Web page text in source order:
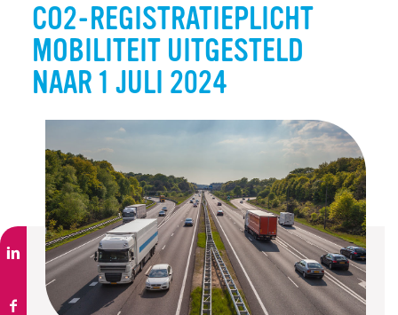
CO2-REGISTRATIEPLICHT
MOBILITEIT UITGESTELD
NAAR 1 JULI 2024